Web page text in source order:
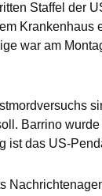
Staffel der
Krankenhaus
war am
Barrino
ist das US-